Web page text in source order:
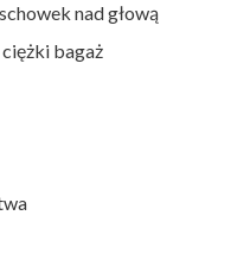
nad głową
bagaż